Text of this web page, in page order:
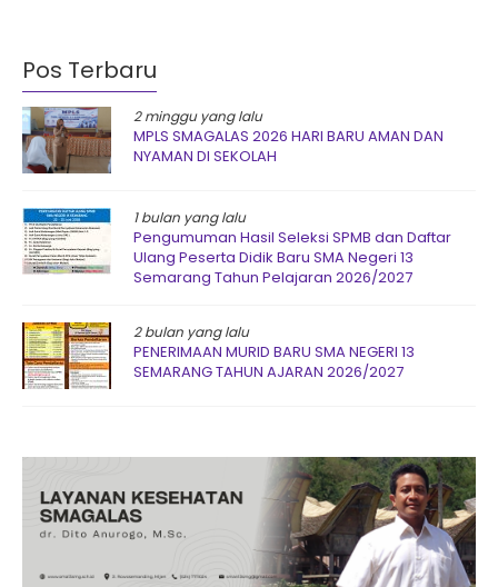
Pos Terbaru
2 minggu yang lalu
MPLS SMAGALAS 2026 HARI BARU AMAN DAN
NYAMAN DI SEKOLAH
1 bulan yang lalu
Pengumuman Hasil Seleksi SPMB dan Daftar
Ulang Peserta Didik Baru SMA Negeri 13
Semarang Tahun Pelajaran 2026/2027
2 bulan yang lalu
PENERIMAAN MURID BARU SMA NEGERI 13
SEMARANG TAHUN AJARAN 2026/2027